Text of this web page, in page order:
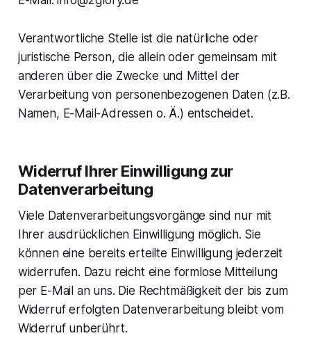
Verantwortliche Stelle ist die natürliche oder
juristische Person, die allein oder gemeinsam mit
anderen über die Zwecke und Mittel der
Verarbeitung von personenbezogenen Daten (z.B.
Namen, E-Mail-Adressen o. Ä.) entscheidet.
Widerruf Ihrer Einwilligung zur
Datenverarbeitung
Viele Datenverarbeitungsvorgänge sind nur mit
Ihrer ausdrücklichen Einwilligung möglich. Sie
können eine bereits erteilte Einwilligung jederzeit
widerrufen. Dazu reicht eine formlose Mitteilung
per E-Mail an uns. Die Rechtmäßigkeit der bis zum
Widerruf erfolgten Datenverarbeitung bleibt vom
Widerruf unberührt.